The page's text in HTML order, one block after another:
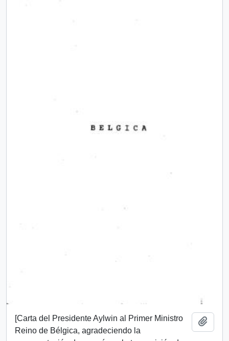
[Carta del Presidente Aylwin al Primer Ministro
Reino de Bélgica, agradeciendo la